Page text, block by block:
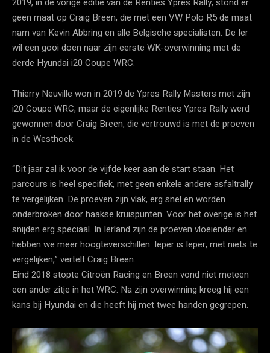
geen maat op Craig Breen, die met een VW Polo R5 de maat
nam van Kevin Abbring en alle Belgische specialisten. De Ier
wil een gooi doen naar zijn eerste WK-overwinning met de
derde Hyundai i20 Coupe WRC.
Thierry Neuville won in 2019 de Ypres Rally Masters met zijn
i20 Coupe WRC, maar de eigenlijke Renties Ypres Rally werd
gewonnen door Craig Breen, die vertrouwd is met de proeven
in de Westhoek.
“Dit jaar zal ik voor de vijfde keer aan de start staan. Het
parcours is heel specifiek, met geen enkele andere asfaltrally
te vergelijken. De proeven zijn vlak, erg snel en worden
onderbroken door haakse kruispunten. Voor het overige is het
snijden erg speciaal. In Ierland zijn de proeven vloeiender en
hebben we meer hoogteverschillen. Ieper is Ieper, met niets te
vergelijken,” vertelt Craig Breen.
Eind 2018 stopte Citroën Racing en Breen vond niet meteen
een ander zitje in het WRC. Na zijn overwinning kreeg hij een
kans bij Hyundai en die heeft hij met twee handen gegrepen.